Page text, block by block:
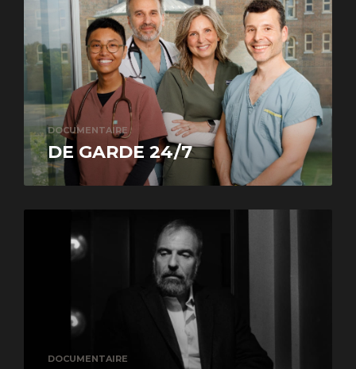
DOCUMENTAIRE
DE GARDE 24/7
DOCUMENTAIRE